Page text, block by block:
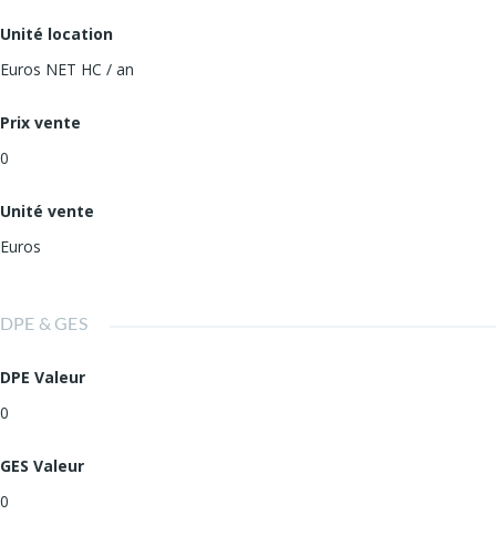
Unité location
Euros NET HC / an
Prix vente
0
Unité vente
Euros
DPE & GES
DPE Valeur
0
GES Valeur
0